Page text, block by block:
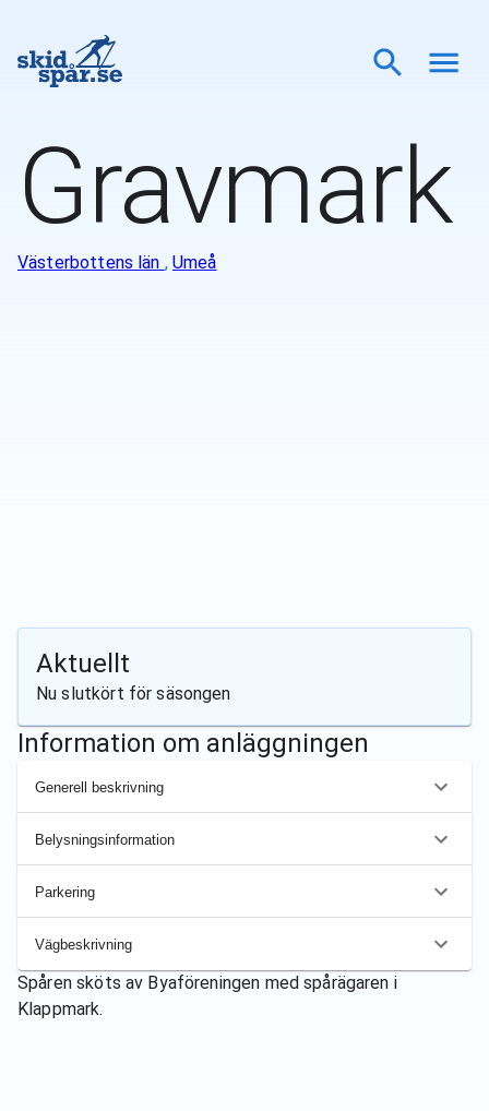
Gravmark
Västerbottens län ,Umeå
Aktuellt
Nu slutkört för säsongen
Information om anläggningen
Generell beskrivning
Belysningsinformation
Parkering
Vägbeskrivning
Spåren sköts av Byaföreningen med spårägaren i
Klappmark.